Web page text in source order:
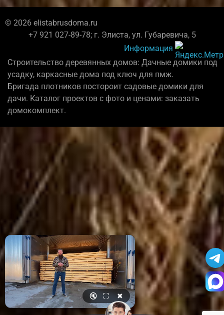
© 2026 elistabrusdoma.ru
+7 921 027-89-78; г. Элиста, ул. Губаревича, 5
Информация
Строительство деревянных домов: Дачные домики под
усадку, каркасные дома под ключ для пмж.
Бригада плотников постороит садовые домики для
дачи. Каталог проектов с фото и ценами: заказать
домокомплект.
🔇 ⛶ ✖